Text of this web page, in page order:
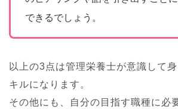
できるでしょう。
以上の3点は管理栄養士が意識して
キルになります。
その他にも、自分の目指す職種に必